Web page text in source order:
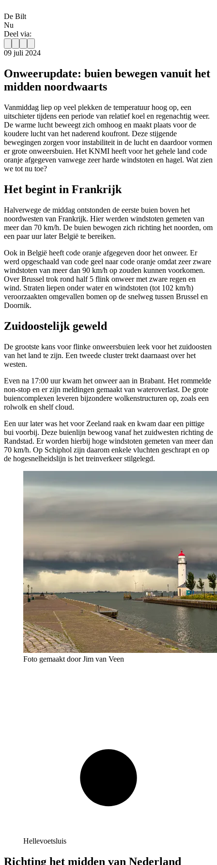
De Bilt
Nu
Deel via:
09 juli 2024
Onweerupdate: buien bewegen vanuit het
midden noordwaarts
Vanmiddag liep op veel plekken de temperatuur hoog op, een
uitschieter tijdens een periode van relatief koel en regenachtig weer.
De warme lucht beweegt zich omhoog en maakt plaats voor de
koudere lucht van het naderend koufront. Deze stijgende
bewegingen zorgen voor instabiliteit in de lucht en daardoor vormen
er grote onweersbuien. Het KNMI heeft voor het gehele land code
oranje afgegeven vanwege zeer harde windstoten en hagel. Wat zien
we tot nu toe?
Het begint in Frankrijk
Halverwege de middag ontstonden de eerste buien boven het
noordwesten van Frankrijk. Hier werden windstoten gemeten van
meer dan 70 km/h. De buien bewogen zich richting het noorden, om
een paar uur later België te bereiken.
Ook in België heeft code oranje afgegeven door het onweer. Er
werd opgeschaald van code geel naar code oranje omdat zeer zware
windstoten van meer dan 90 km/h op zouden kunnen voorkomen.
Over Brussel trok rond half 5 flink onweer met zware regen en
wind. Straten liepen onder water en windstoten (tot 102 km/h)
veroorzaakten omgevallen bomen op de snelweg tussen Brussel en
Doornik.
Zuidoostelijk geweld
De grootste kans voor flinke onweersbuien leek voor het zuidoosten
van het land te zijn. Een tweede cluster trekt daarnaast over het
westen.
Even na 17:00 uur kwam het onweer aan in Brabant. Het rommelde
non-stop en er zijn meldingen gemaakt van wateroverlast. De grote
buiencomplexen leveren bijzondere wolkenstructuren op, zoals een
rolwolk en shelf cloud.
Een uur later was het voor Zeeland raak en kwam daar een pittige
bui voorbij. Deze buienlijn bewoog vanaf het zuidwesten richting de
Randstad. Er worden hierbij hoge windstoten gemeten van meer dan
70 km/h. Op Schiphol zijn daarom enkele vluchten geschrapt en op
de hogesnelheidslijn is het treinverkeer stilgelegd.
Foto gemaakt door Jim van Veen
Hellevoetsluis
Richting het midden van Nederland